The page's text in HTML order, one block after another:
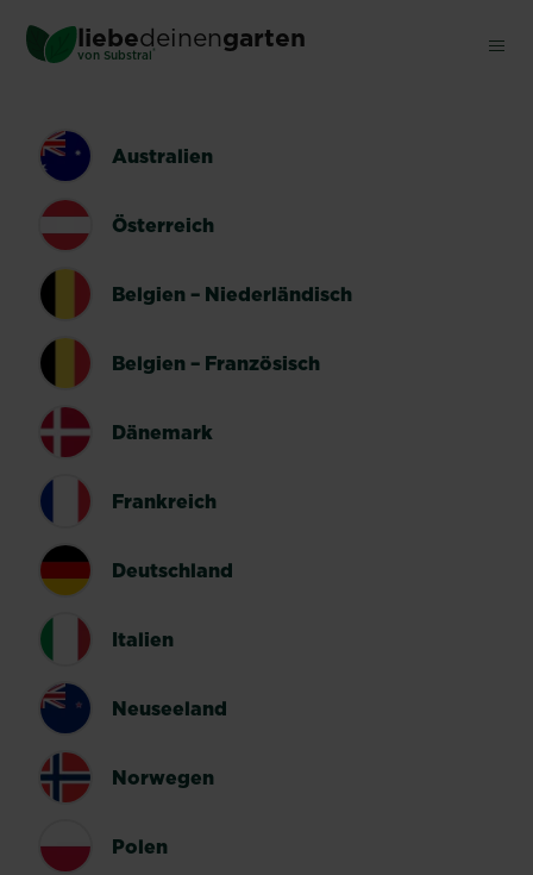
main
liebedeinengarten
von Substral ®
Australien
Österreich
Belgien – Niederländisch
Belgien – Französisch
Dänemark
Frankreich
Deutschland
Italien
Neuseeland
Norwegen
Polen